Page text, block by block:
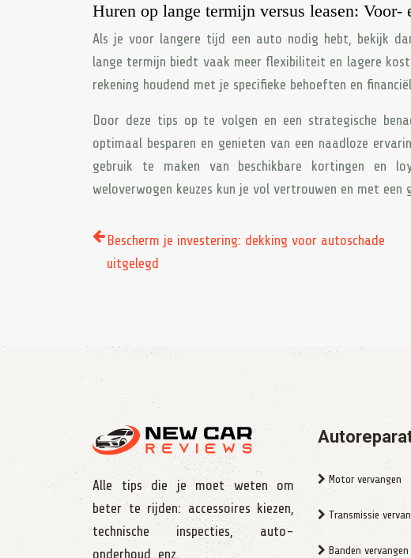
Huren op lange termijn versus leasen: Voor-
Als je voor langere tijd een auto nodig hebt, bekijk
lange termijn biedt vaak meer flexibiliteit en lagere
rekening houdend met je specifieke behoeften en
Door deze tips op te volgen en een strategische
optimaal besparen en genieten van een naadloze
gebruik te maken van beschikbare kortingen en
weloverwogen keuzes kun je vol vertrouwen en met een
Bescherm je investering: dekking voor autoschade
uitgelegd
Alle tips die je moet weten om
beter te rijden: accessoires kiezen,
technische inspecties, auto-
onderhoud, enz.
Motor vervangen
Transmissie
Banden vervangen